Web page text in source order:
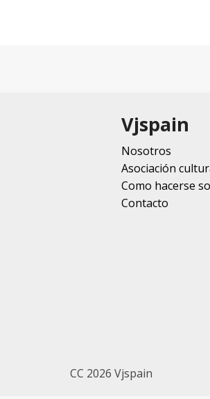
Vjspain
Nosotros
Asociación
Como hacerse
Contacto
CC 2026 Vjspain